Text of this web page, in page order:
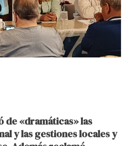
de «dramáticas» las
y las gestiones locales y